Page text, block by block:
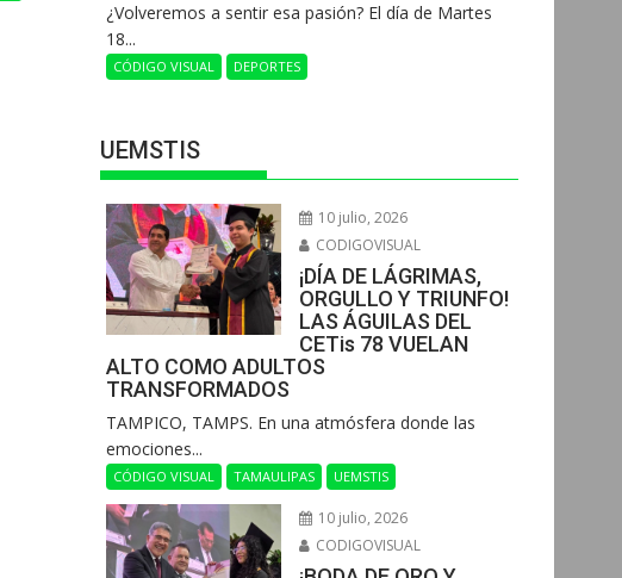
¿Volveremos a sentir esa pasión? El día de Martes
18...
CÓDIGO VISUAL DEPORTES
UEMSTIS
10 julio, 2026
CODIGOVISUAL
¡DÍA DE LÁGRIMAS,
ORGULLO Y TRIUNFO!
LAS ÁGUILAS DEL
CETis 78 VUELAN
ALTO COMO ADULTOS
TRANSFORMADOS
​TAMPICO, TAMPS. En una atmósfera donde las
emociones...
CÓDIGO VISUAL TAMAULIPAS UEMSTIS
10 julio, 2026
CODIGOVISUAL